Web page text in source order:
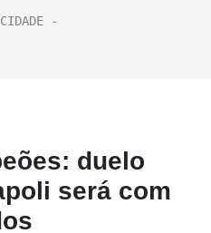
duelo
será com